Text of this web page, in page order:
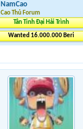
NamCao
Cao Thủ Forum
Tân Tinh Đại Hải Trình
Wanted 16.000.000 Beri